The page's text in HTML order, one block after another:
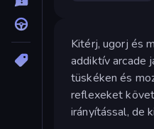
Kitérj, ugorj és
addiktív arcade
tüskéken és
reflexeket
irányítással, de